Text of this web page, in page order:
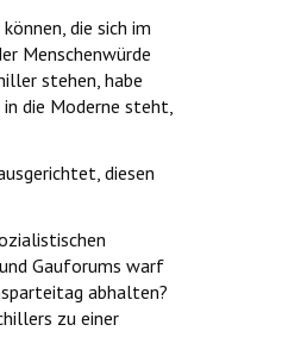
die sich im
Menschenwürde
stehen, habe
die Moderne steht,
diesen
Gauforums warf
abhalten?
zu einer